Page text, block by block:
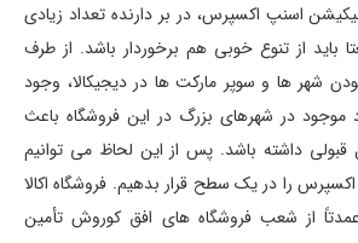
اسنپ اکسپرس، در بر دارنده تعداد زیادی
باید از تنوع خوبی هم برخوردار باشد. از طرف
شهر ها و سوپر مارکت ها در دیجیکالا، وجود
موجود در شهرهای بزرگ در این فروشگاه باعث
قبولی داشته باشد. پس از این لحاظ می توانیم
را در یک سطح قرار بدهیم. فروشگاه اکالا
از شعب فروشگاه های افق کوروش تأمین